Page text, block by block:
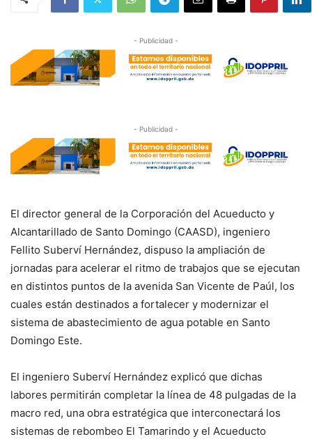
- Publicidad -
- Publicidad -
El director general de la Corporación del Acueducto y
Alcantarillado de Santo Domingo (CAASD), ingeniero
Fellito Suberví Hernández, dispuso la ampliación de
jornadas para acelerar el ritmo de trabajos que se ejecutan
en distintos puntos de la avenida San Vicente de Paúl, los
cuales están destinados a fortalecer y modernizar el
sistema de abastecimiento de agua potable en Santo
Domingo Este.
El ingeniero Suberví Hernández explicó que dichas
labores permitirán completar la línea de 48 pulgadas de la
macro red, una obra estratégica que interconectará los
sistemas de rebombeo El Tamarindo y el Acueducto